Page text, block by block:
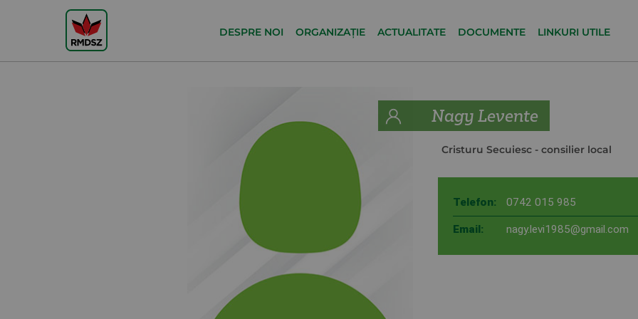
DESPRE NOI ORGANIZAȚIE ACTUALITATE DOCUMENTE LINKURI UTILE
Nagy Levente
Cristuru Secuiesc- consilier local
Telefon: 0742 015 985
Email: nagy.levi1985@gmail.com